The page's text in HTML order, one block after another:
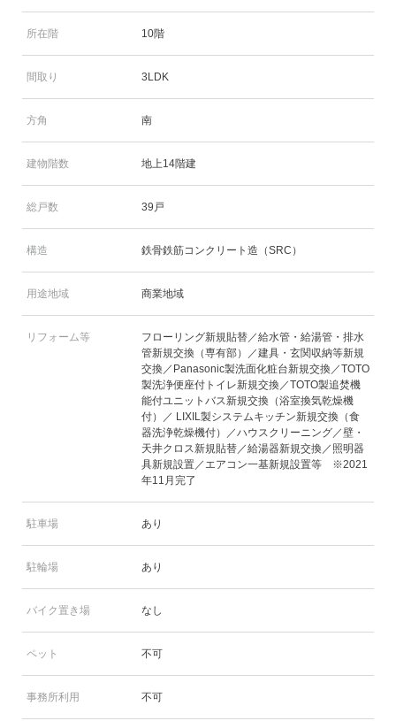
所在階 10階
間取り 3LDK
方角 南
建物階数 地上14階建
総戸数 39戸
構造 鉄骨鉄筋コンクリート造（SRC）
用途地域 商業地域
リフォーム等
フローリング新規貼替／給水管・給湯管・排水
管新規交換（専有部）／建具・玄関収納等新規
交換／Panasonic製洗面化粧台新規交換／TOTO
製洗浄便座付トイレ新規交換／TOTO製追焚機
能付ユニットバス新規交換（浴室換気乾燥機
付）／ LIXIL製システムキッチン新規交換（食
器洗浄乾燥機付）／ハウスクリーニング／壁・
天井クロス新規貼替／給湯器新規交換／照明器
具新規設置／エアコン一基新規設置等 ※2021
年11月完了
駐車場 あり
駐輪場 あり
バイク置き場 なし
ペット 不可
事務所利用 不可